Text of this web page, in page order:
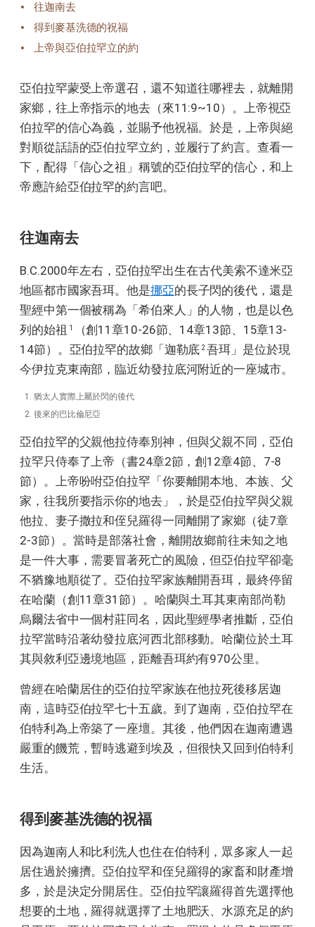
往迦南去
得到麥基洗德的祝福
上帝與亞伯拉罕立的約
亞伯拉罕蒙受上帝選召，還不知道往哪裡去，就離開
家鄉，往上帝指示的地去（來11:9~10）。上帝視亞
伯拉罕的信心為義，並賜予他祝福。於是，上帝與絕
對順從話語的亞伯拉罕立約，並履行了約言。查看一
下，配得「信心之祖」稱號的亞伯拉罕的信心，和上
帝應許給亞伯拉罕的約言吧。
往迦南去
B.C.2000年左右，亞伯拉罕出生在古代美索不達米亞
地區都市國家吾珥。他是挪亞的長子閃的後代，還是
聖經中第一個被稱為「希伯來人」的人物，也是以色
列的始祖 1
（創11章10-26節、14章13節、15章13-
14節）。亞伯拉罕的故鄉「迦勒底 2 吾珥」是位於現
今伊拉克東南部，臨近幼發拉底河附近的一座城市。
猶太人實際上屬於閃的後代
後來的巴比倫尼亞
亞伯拉罕的父親他拉侍奉別神，但與父親不同，亞伯
拉罕只侍奉了上帝（書24章2節，創12章4節、7-8
節）。上帝吩咐亞伯拉罕「你要離開本地、本族、父
家，往我所要指示你的地去」，於是亞伯拉罕與父親
他拉、妻子撒拉和侄兒羅得一同離開了家鄉（徒7章
2-3節）。當時是部落社會，離開故鄉前往未知之地
是一件大事，需要冒著死亡的風險，但亞伯拉罕卻毫
不猶豫地順從了。亞伯拉罕家族離開吾珥，最終停留
在哈蘭（創11章31節）。哈蘭與土耳其東南部尚勒
烏爾法省中一個村莊同名，因此聖經學者推斷，亞伯
拉罕當時沿著幼發拉底河西北部移動。哈蘭位於土耳
其與敘利亞邊境地區，距離吾珥約有970公里。
曾經在哈蘭居住的亞伯拉罕家族在他拉死後移居迦
南，這時亞伯拉罕七十五歲。到了迦南，亞伯拉罕在
伯特利為上帝築了一座壇。其後，他們因在迦南遭遇
嚴重的饑荒，暫時逃避到埃及，但很快又回到伯特利
生活。
得到麥基洗德的祝福
因為迦南人和比利洗人也住在伯特利，眾多家人一起
居住過於擁擠。亞伯拉罕和侄兒羅得的家畜和財產增
多，於是決定分開居住。亞伯拉罕讓羅得首先選擇他
想要的土地，羅得就選擇了土地肥沃、水源充足的約